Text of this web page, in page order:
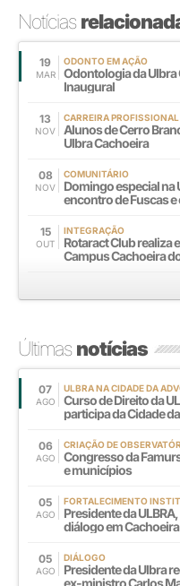
Notícias
19
MAR
ODONTO EM AÇÃO
Odontologia da Ulbra
Inaugural
13
NOV
CARREIRA PROFISSIONAL
Alunos de Cerro
Ulbra Cachoeira
08
NOV
COMUNITÁRIO
Domingo especial na
encontro de Fuscas
15
OUT
INTEGRAÇÃO
Rotaract Club realiza
Campus Cachoeira
Últimasnotícias
07
AGO
ULBRA NA CIDADE DA
Curso de Direito da
participa da Cidade
06
AGO
CRIAÇÃO DE
Congresso da
e municípios
05
AGO
FORTALECIMENTO
Presidente da
diálogo em
05
AGO
DIÁLOGO
Presidente da Ulbra
ex-ministro Carlos